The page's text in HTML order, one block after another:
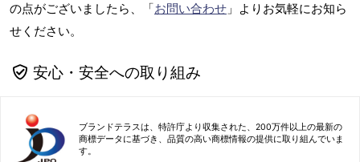
の点がございましたら、「お問い合わせ 」よりお気軽にお知ら
せください。
安心・安全への取り組み
ブランドテラスは、特許庁より収集された、200万件以上の最新の
商標データに基づき、品質の高い商標情報の提供に取り組んでいま
す。